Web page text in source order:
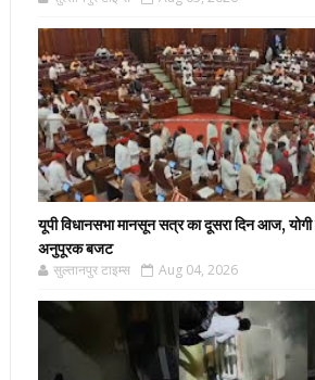
यूपी विधानसभा मानसून सत्र का दूसरा दिन आज,
अनुपूरक बजट
सुल्तानपुर टाइम्स Aug 04, 2026